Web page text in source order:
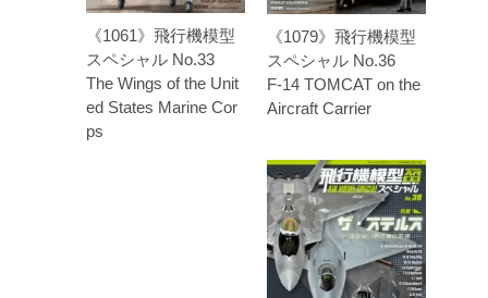
《1061》飛行機模型
スペシャル No.33
The Wings of the Unit
ed States Marine Cor
ps
《1079》飛行機模型
スペシャル No.36
F-14 TOMCAT on the
Aircraft Carrier